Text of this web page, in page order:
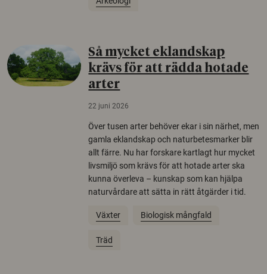
Så mycket eklandskap
krävs för att rädda hotade
arter
22 juni 2026
Över tusen arter behöver ekar i sin närhet, men
gamla eklandskap och naturbetesmarker blir
allt färre. Nu har forskare kartlagt hur mycket
livsmiljö som krävs för att hotade arter ska
kunna överleva – kunskap som kan hjälpa
naturvårdare att sätta in rätt åtgärder i tid.
Växter Biologisk mångfald
Träd